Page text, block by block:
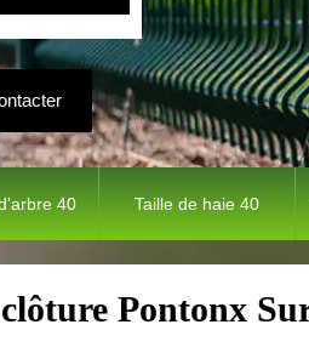
40 Taille de haie 40
Pontonx